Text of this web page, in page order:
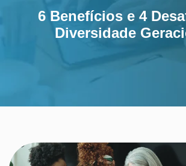
6 Benefícios e 4
Diversidade